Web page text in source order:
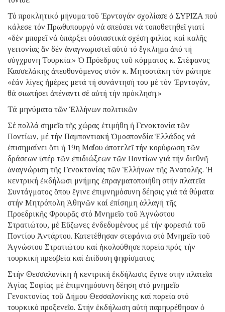
Τό προκλητικό μήνυμα τοῦ Ἐρντογάν σχολίασε ὁ ΣΥΡΙΖΑ πού
κάλεσε τόν Πρωθυπουργό νά σπεύσει νά τοποθετηθεῖ γιατί
«δέν μπορεῖ νά ὑπάρξει οὐσιαστικά σχέση φιλίας καί καλῆς
γειτονίας ἄν δέν ἀναγνωριστεῖ αὐτό τό ἔγκλημα ἀπό τή
σύγχρονη Τουρκία.» Ὁ Πρόεδρος τοῦ κόμματος κ. Στέφανος
Κασσελάκης ἀπευθυνόμενος στόν κ. Μητσοτάκη τόν ρώτησε
«ἐάν λίγες ἡμέρες μετά τή συνάντησή του μέ τόν Ἐρντογάν,
θά σιωπήσει ἀπέναντι σέ αὐτή τήν πρόκληση.»
Τά μηνύματα τῶν Ἑλλήνων πολιτικῶν
Σέ πολλά σημεῖα τῆς χώρας ἐτιμήθη ἡ Γενοκτονία τῶν
Ποντίων, μέ τήν Παμποντιακή Ὁμοσπονδία Ἑλλάδος νά
ἐπισημαίνει ὅτι ἡ 19η Μαΐου ἀποτελεῖ τήν κορύφωση τῶν
δράσεων ὑπέρ τῶν ἐπιδιώξεων τῶν Ποντίων γιά τήν διεθνῆ
ἀναγνώριση τῆς Γενοκτονίας τῶν Ἑλλήνων τῆς Ἀνατολῆς. Ἡ
κεντρική ἐκδήλωσι μνήμης ἐπραγματοποιήθη στήν πλατεῖα
Συντάγματος ὅπου ἔγινε ἐπιμνημόσυνη δέησις γιά τά θύματα
στήν Μητρόπολη Ἀθηνῶν καί ἐπίσημη ἀλλαγή τῆς
Προεδρικῆς Φρουρᾶς στό Μνημεῖο τοῦ Ἀγνώστου
Στρατιώτου, μέ Εὔζωνες ἐνδεδυμένους μέ τήν φορεσιά τοῦ
Ποντίου Ἀντάρτου. Κατετέθησαν στεφάνια στό Μνημεῖο τοῦ
Ἀγνώστου Στρατιώτου καί ἠκολούθησε πορεία πρός τήν
τουρκική πρεσβεία καί ἐπίδοση ψηφίσματος.
Στήν Θεσσαλονίκη ἡ κεντρική ἐκδήλωσις ἔγινε στήν πλατεῖα
Ἁγίας Σοφίας μέ ἐπιμνημόσυνη δέηση στό μνημεῖο
Γενοκτονίας τοῦ Δήμου Θεσσαλονίκης καί πορεία στό
τουρκικό προξενεῖο. Στήν ἐκδήλωση αὐτή παρηυρέθησαν ὁ